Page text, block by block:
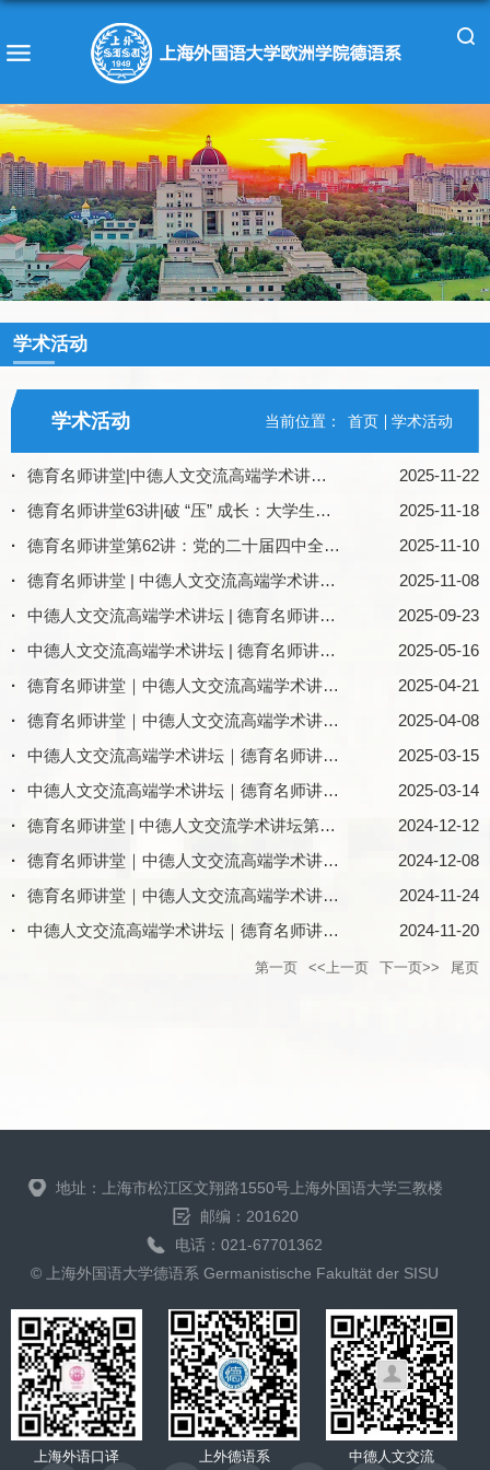
学术活动
当前位置： 首页 学术活动
学术活动
· 德育名师讲堂|中德人文交流高端学术讲坛 第64讲：克里斯托弗•兰斯迈尔《最后的世界》——德语后现代小说范例之一例
2025-11-22
·
德育名师讲堂63讲|破 “压” 成长：大学生的压力突围与自我赋能
2025-11-18
·
德育名师讲堂第62讲：党的二十届四中全会精神解读
2025-11-10
·
德育名师讲堂 | 中德人文交流高端学术讲坛 第61讲：风景的发现，中西方之道
2025-11-08
·
中德人文交流高端学术讲坛 | 德育名师讲堂第60讲：数据驱动与AI赋能的德语研究新范式
2025-09-23
·
中德人文交流高端学术讲坛 | 德育名师讲堂第59讲：意第绪语（犹太-德语）的奇迹与生存
2025-05-16
·
德育名师讲堂｜中德人文交流高端学术讲坛第58讲：何谓”家乡”？：荷尔德林家乡诗鉴赏
2025-04-21
·
德育名师讲堂｜中德人文交流高端学术讲坛第57讲：慢作为交往方式与权力原则 ——试论施得恩•纳多尔尼 《缓幔的发现》
2025-04-08
·
中德人文交流高端学术讲坛｜德育名师讲堂第56讲：地缘政治视阈下德国大选后的中德关系展望
2025-03-15
·
中德人文交流高端学术讲坛｜德育名师讲堂第55讲：数智时代外语研究的数字人文转向：范式、方法与实践路径
2025-03-14
·
德育名师讲堂 | 中德人文交流学术讲坛第54讲：叙事隐喻与隐喻意象——约翰•济慈十四行诗刍探
2024-12-12
·
德育名师讲堂｜中德人文交流高端学术讲坛第53讲：汉语翻译文学的多学科视——兼谈比较文学与跨文化研究方法
2024-12-08
·
德育名师讲堂｜中德人文交流高端学术讲坛第52讲：维柯与赫尔德： 一种奥尔巴赫式的关联
2024-11-24
·
中德人文交流高端学术讲坛｜德育名师讲堂第51讲:卡夫卡《审判》———精彩在于让人读进现实里去 2024-11-20
第一页 <<上一页 下一页>> 尾页
地址：上海市松江区文翔路1550号上海外国语大学三教楼
邮编：201620
电话：021-67701362
© 上海外国语大学德语系 Germanistische Fakultät der SISU
上海外语口译 上外德语系 中德人文交流